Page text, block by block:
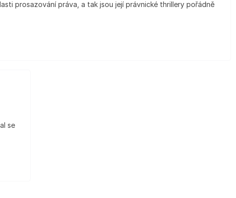
prosazování práva, a tak jsou její právnické thrillery pořádně
se